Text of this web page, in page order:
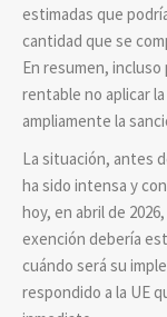
estimadas que
cantidad que se
En resumen,
rentable no aplicar
ampliamente la
La situación, antes
ha sido intensa y
hoy, en abril de
exención debería
cuándo será su
respondido a la UE